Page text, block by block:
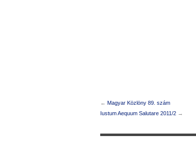
← Magyar Közlöny 89. szám
Iustum Aequum Salutare 2011/2 →